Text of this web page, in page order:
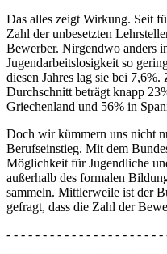
Das alles zeigt Wirkung. Seit
Zahl der unbesetzten
Bewerber. Nirgendwo anders
Jugendarbeitslosigkeit so
diesen Jahres lag sie bei
Durchschnitt beträgt knapp
Griechenland und 56% in
Doch wir kümmern uns nicht
Berufseinstieg. Mit dem
Möglichkeit für Jugendliche
außerhalb des formalen
sammeln. Mittlerweile ist der
gefragt, dass die Zahl der
- - - - - - - - - - - - - - - - - - - - -